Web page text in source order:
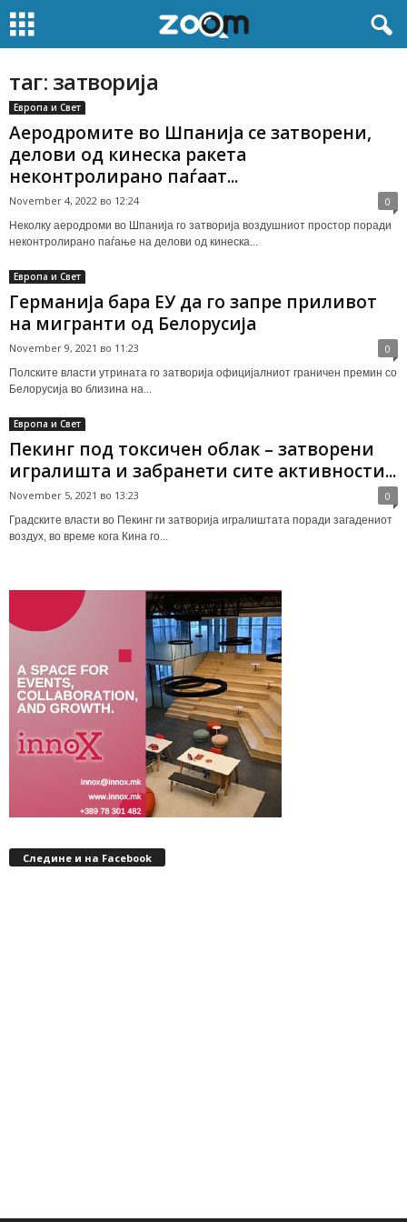
таг: затворија
Европа и Свет
Аеродромите во Шпанија се затворени,
делови од кинеска ракета
неконтролирано паѓаат...
November 4, 2022 во 12:24 0
Неколку аеродроми во Шпанија го затворија воздушниот простор поради
неконтролирано паѓање на делови од кинеска...
Европа и Свет
Германија бара ЕУ да го запре приливот
на мигранти од Белорусија
November 9, 2021 во 11:23 0
Полските власти утрината го затворија официјалниот граничен премин со
Белорусија во близина на...
Европа и Свет
Пекинг под токсичен облак – затворени
игралишта и забранети сите активности...
November 5, 2021 во 13:23 0
Градските власти во Пекинг ги затворија игралиштата поради загадениот
воздух, во време кога Кина го...
Следине и на Facebook